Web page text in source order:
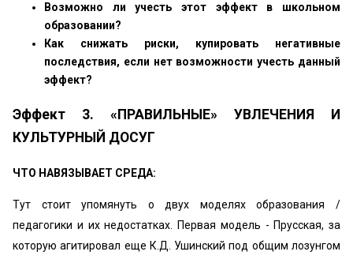
Возможно ли учесть этот эффект в школьном
образовании?
Как снижать риски, купировать негативные
последствия, если нет возможности учесть данный
эффект?
Эффект 3. «ПРАВИЛЬНЫЕ» УВЛЕЧЕНИЯ И
КУЛЬТУРНЫЙ ДОСУГ
ЧТО НАВЯЗЫВАЕТ СРЕДА:
Тут стоит упомянуть о двух моделях образования /
педагогики и их недостатках. Первая модель - Прусская, за
которую агитировал еще К.Д. Ушинский под общим лозунгом